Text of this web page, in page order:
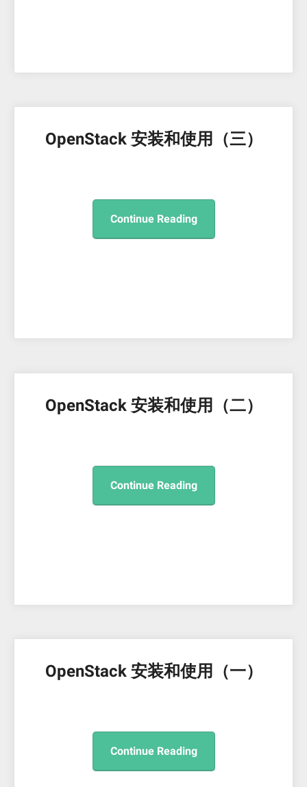
OpenStack 安装和使用（三）
Continue Reading
OpenStack 安装和使用（二）
Continue Reading
OpenStack 安装和使用（一）
Continue Reading